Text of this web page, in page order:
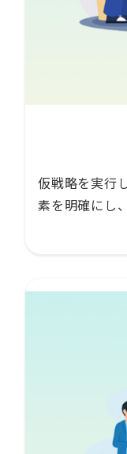
仮戦略を実行
素を明確にし